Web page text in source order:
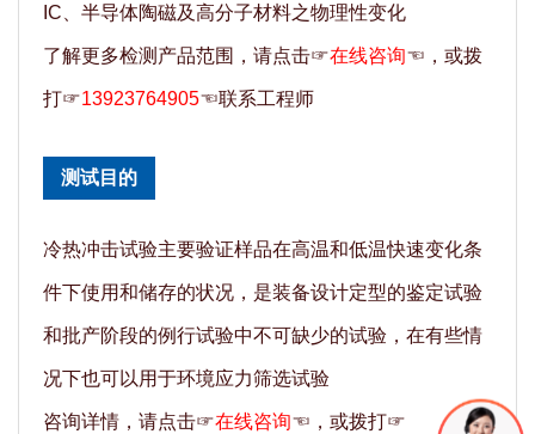
IC、半导体陶磁及高分子材料之物理性变化
了解更多检测产品范围，请点击☞在线咨询☜，或拨
打☞13923764905☜联系工程师
测试目的
冷热冲击试验主要验证样品在高温和低温快速变化条
件下使用和储存的状况，是装备设计定型的鉴定试验
和批产阶段的例行试验中不可缺少的试验，在有些情
况下也可以用于环境应力筛选试验
咨询详情，请点击☞在线咨询☜，或拨打☞